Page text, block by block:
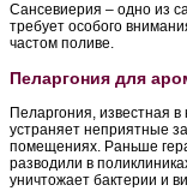
Сансевиерия – одно из
требует особого
частом поливе.
Пеларгония для
Пеларгония, известная в
устраняет неприятные
помещениях. Раньше
разводили в
уничтожает бактерии и